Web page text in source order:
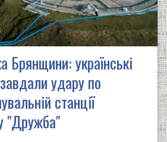
Брянщини: українські
удару по
станції
"Дружба"